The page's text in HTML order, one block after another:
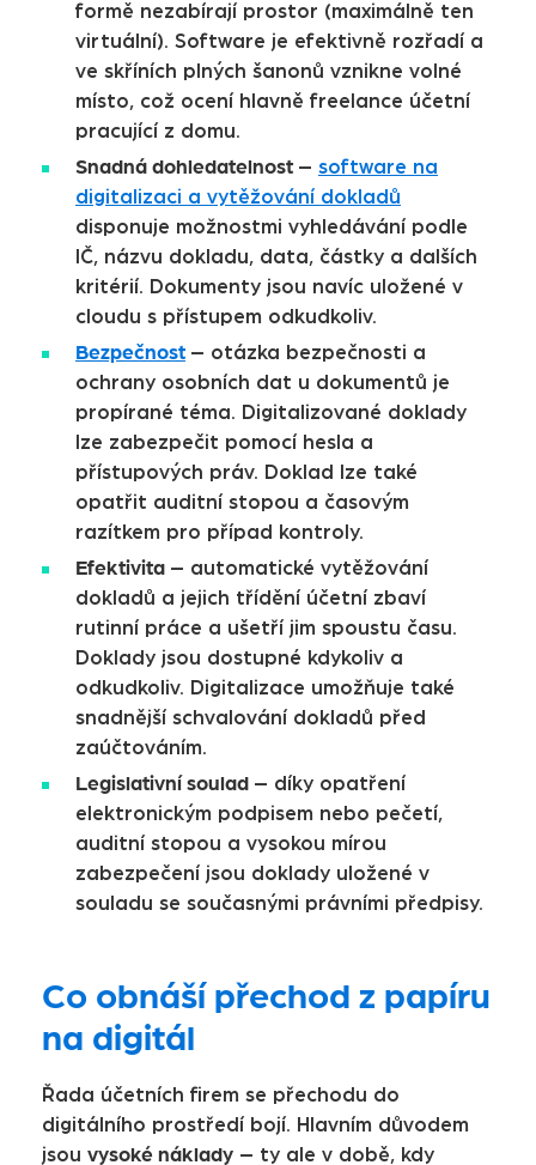
formě nezabírají prostor (maximálně ten
virtuální). Software je efektivně rozřadí a
ve skříních plných šanonů vznikne volné
místo, což ocení hlavně freelance účetní
pracující z domu.
Snadná dohledatelnost – software na
digitalizaci a vytěžování dokladů
disponuje možnostmi vyhledávání podle
IČ, názvu dokladu, data, částky a dalších
kritérií. Dokumenty jsou navíc uložené v
cloudu s přístupem odkudkoliv.
Bezpečnost – otázka bezpečnosti a
ochrany osobních dat u dokumentů je
propírané téma. Digitalizované doklady
lze zabezpečit pomocí hesla a
přístupových práv. Doklad lze také
opatřit auditní stopou a časovým
razítkem pro případ kontroly.
Efektivita – automatické vytěžování
dokladů a jejich třídění účetní zbaví
rutinní práce a ušetří jim spoustu času.
Doklady jsou dostupné kdykoliv a
odkudkoliv. Digitalizace umožňuje také
snadnější schvalování dokladů před
zaúčtováním.
Legislativní soulad – díky opatření
elektronickým podpisem nebo pečetí,
auditní stopou a vysokou mírou
zabezpečení jsou doklady uložené v
souladu se současnými právními předpisy.
Co obnáší přechod z papíru
na digitál
Řada účetních firem se přechodu do
digitálního prostředí bojí. Hlavním důvodem
jsou vysoké náklady – ty ale v době, kdy